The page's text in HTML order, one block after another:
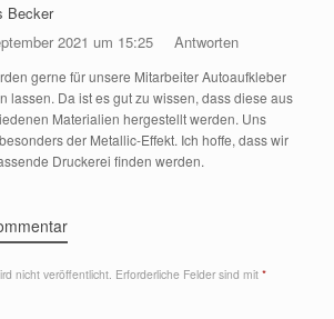
Becker
2021 um 15:25
Antworten
gerne für unsere Mitarbeiter Autoaufkleber
lassen. Da ist es gut zu wissen, dass diese aus
Materialien hergestellt werden. Uns
der Metallic-Effekt. Ich hoffe, dass wir
Druckerei finden werden.
nicht veröffentlicht. Erforderliche Felder sind mit *